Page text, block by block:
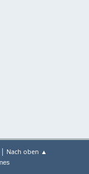
| Nach oben ▲